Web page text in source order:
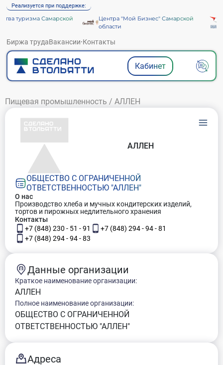
Реализуется при поддержке:
туризма Самарской
Центра "Мой Бизнес" Самарской
области
Биржа трудаВакансии·Контакты
Кабинет
Пищевая промышленность / АЛЛЕН
ОБЩЕСТВО С ОГРАНИЧЕННОЙ
ОТВЕТСТВЕННОСТЬЮ "АЛЛЕН"
АЛЛЕН
О нас
Производство хлеба и мучных кондитерских изделий,
тортов и пирожных недлительного хранения
Контакты
+7 (848) 230 - 51 - 91
+7 (848) 294 - 94 - 81
+7 (848) 294 - 94 - 83
Данные организации
Краткое наименование организации:
АЛЛЕН
Полное наименование организации:
ОБЩЕСТВО С ОГРАНИЧЕННОЙ
ОТВЕТСТВЕННОСТЬЮ "АЛЛЕН"
Адреса